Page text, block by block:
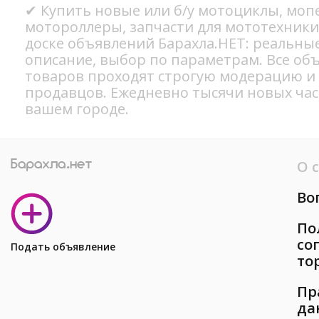
✔ Купить новые или б/у мотоциклы,
мотороллеры, запчасти для
доске объявлений Барахла.НЕТ:
описание, выбор по параметрам. Все
товаров проходят строгую модерацию
продавцов. Ежедневно тысячи новых
вашем городе.
Подать объявление
О